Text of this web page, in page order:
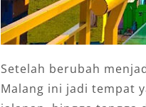
Setelah berubah
Malang ini jadi tempat